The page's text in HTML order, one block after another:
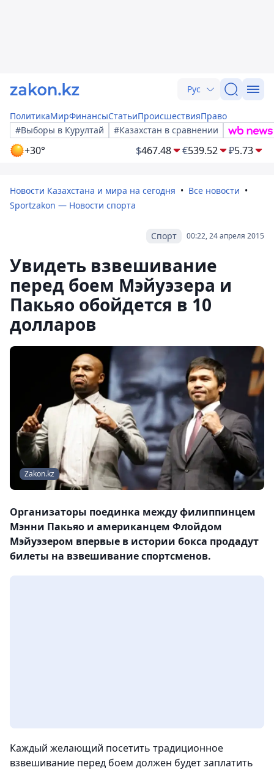
Рус
ПолитикаМирФинансыСтатьиПроисшествияПраво
#Выборы в Курултай
#Казахстан в сравнении
+30° $467.48 €539.52 ₽5.73
Новости Казахстана и мира на сегодня
Все новости
Sportzakon — Новости спорта
00:22, 24 апреля 2015
Спорт
Увидеть взвешивание
перед боем Мэйуэзера и
Пакьяо обойдется в 10
долларов
Zakon.kz
Организаторы поединка между филиппинцем
Мэнни Пакьяо и американцем Флойдом
Мэйуэзером впервые в истории бокса продадут
билеты на взвешивание спортсменов.
Каждый желающий посетить традиционное
взвешивание перед боем должен будет заплатить